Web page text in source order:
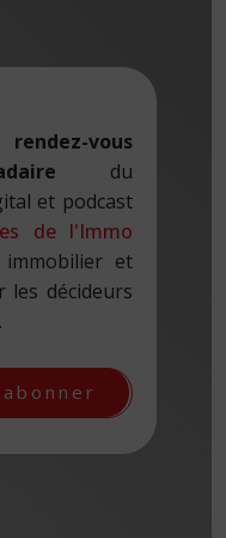
rendez-vous
du
et podcast
de l'Immo
et
les décideurs